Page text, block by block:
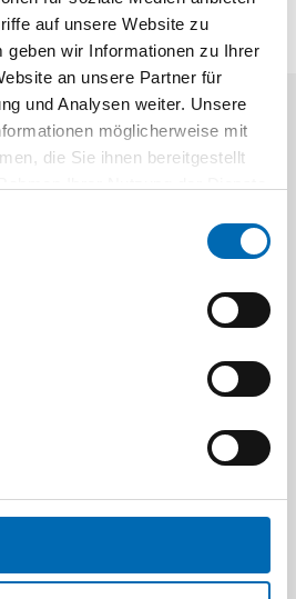
auf unsere Website zu
geben wir Informationen zu Ihrer
an unsere Partner für
und Analysen weiter. Unsere
möglicherweise mit
die Sie ihnen bereitgestellt
SC FIS-CT Bit-